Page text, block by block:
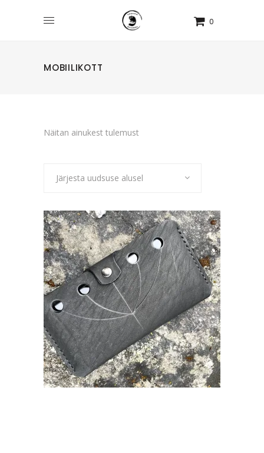
0
MOBIILIKOTT
Näitan ainukest tulemust
Järjesta uudsuse alusel
MOBIILIKOTIKE VÖÖLE
€29.90